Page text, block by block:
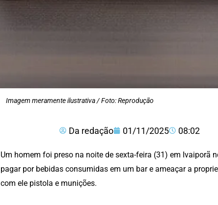
Imagem meramente ilustrativa / Foto: Reprodução
Da redação 01/11/2025 08:02
Um homem foi preso na noite de sexta-feira (31) em Ivaiporã
pagar por bebidas consumidas em um bar e ameaçar a
com ele pistola e munições.